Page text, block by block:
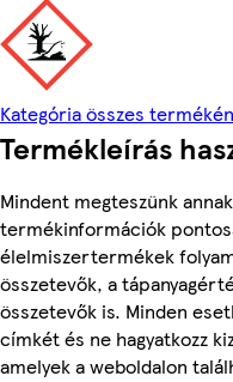
Kategória összes
Termékleírás
Mindent megteszünk
termékinformációk
élelmiszertermékek
összetevők, a
összetevők is. Minden
címkét és ne hagyatkozz
amelyek a weboldalon